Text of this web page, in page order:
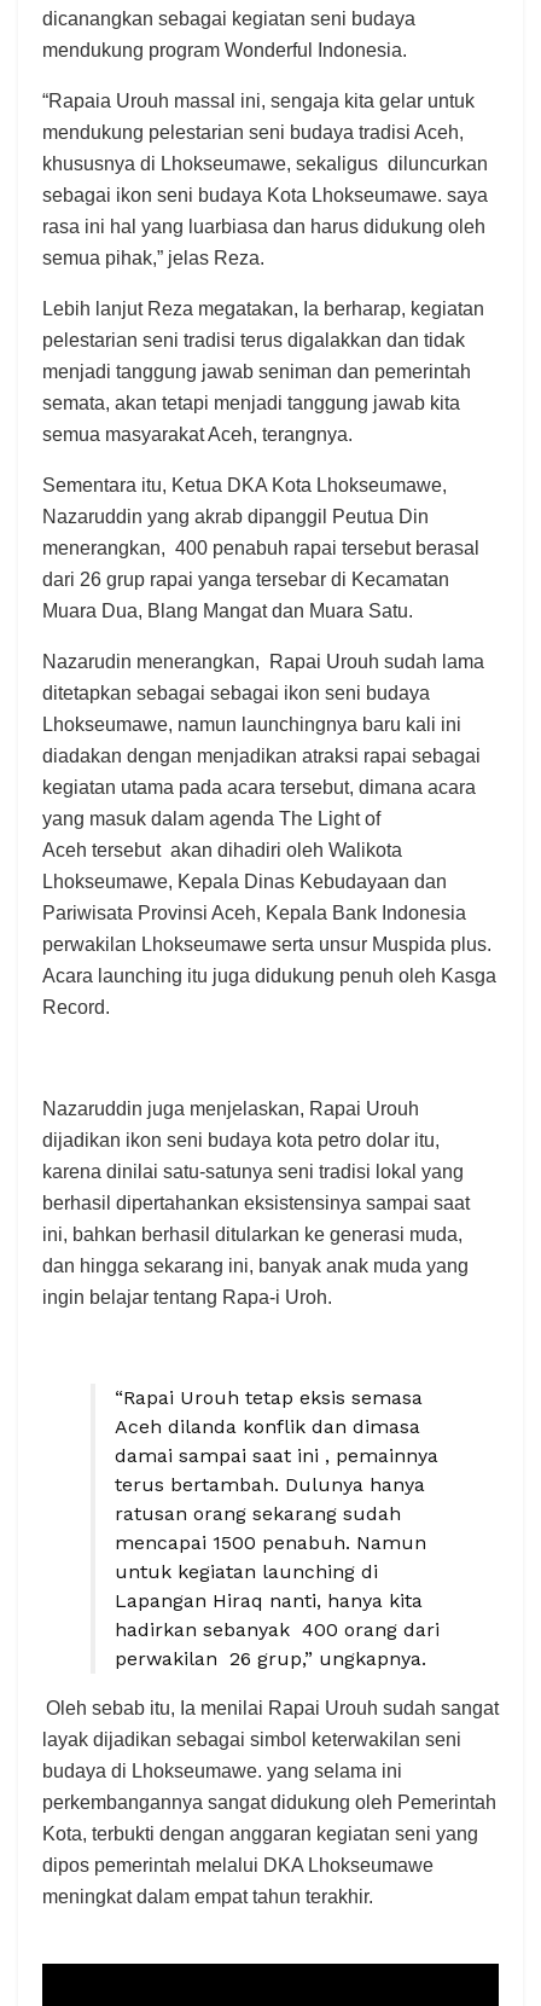
dicanangkan sebagai kegiatan seni budaya
mendukung program Wonderful Indonesia.
“Rapaia Urouh massal ini, sengaja kita gelar untuk
mendukung pelestarian seni budaya tradisi Aceh,
khususnya di Lhokseumawe, sekaligus diluncurkan
sebagai ikon seni budaya Kota Lhokseumawe. saya
rasa ini hal yang luarbiasa dan harus didukung oleh
semua pihak,” jelas Reza.
Lebih lanjut Reza megatakan, Ia berharap, kegiatan
pelestarian seni tradisi terus digalakkan dan tidak
menjadi tanggung jawab seniman dan pemerintah
semata, akan tetapi menjadi tanggung jawab kita
semua masyarakat Aceh, terangnya.
Sementara itu, Ketua DKA Kota Lhokseumawe,
Nazaruddin yang akrab dipanggil Peutua Din
menerangkan, 400 penabuh rapai tersebut berasal
dari 26 grup rapai yanga tersebar di Kecamatan
Muara Dua, Blang Mangat dan Muara Satu.
Nazarudin menerangkan, Rapai Urouh sudah lama
ditetapkan sebagai sebagai ikon seni budaya
Lhokseumawe, namun launchingnya baru kali ini
diadakan dengan menjadikan atraksi rapai sebagai
kegiatan utama pada acara tersebut, dimana acara
yang masuk dalam agenda The Light of
Aceh tersebut akan dihadiri oleh Walikota
Lhokseumawe, Kepala Dinas Kebudayaan dan
Pariwisata Provinsi Aceh, Kepala Bank Indonesia
perwakilan Lhokseumawe serta unsur Muspida plus.
Acara launching itu juga didukung penuh oleh Kasga
Record.
Nazaruddin juga menjelaskan, Rapai Urouh
dijadikan ikon seni budaya kota petro dolar itu,
karena dinilai satu-satunya seni tradisi lokal yang
berhasil dipertahankan eksistensinya sampai saat
ini, bahkan berhasil ditularkan ke generasi muda,
dan hingga sekarang ini, banyak anak muda yang
ingin belajar tentang Rapa-i Uroh.
“Rapai Urouh tetap eksis semasa
Aceh dilanda konflik dan dimasa
damai sampai saat ini , pemainnya
terus bertambah. Dulunya hanya
ratusan orang sekarang sudah
mencapai 1500 penabuh. Namun
untuk kegiatan launching di
Lapangan Hiraq nanti, hanya kita
hadirkan sebanyak 400 orang dari
perwakilan 26 grup,” ungkapnya.
Oleh sebab itu, Ia menilai Rapai Urouh sudah sangat
layak dijadikan sebagai simbol keterwakilan seni
budaya di Lhokseumawe. yang selama ini
perkembangannya sangat didukung oleh Pemerintah
Kota, terbukti dengan anggaran kegiatan seni yang
dipos pemerintah melalui DKA Lhokseumawe
meningkat dalam empat tahun terakhir.